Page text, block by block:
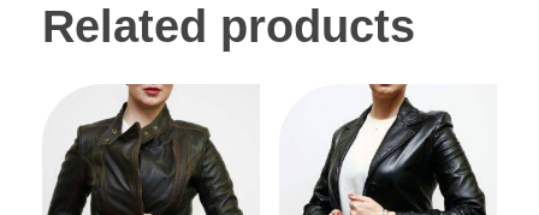
Related products